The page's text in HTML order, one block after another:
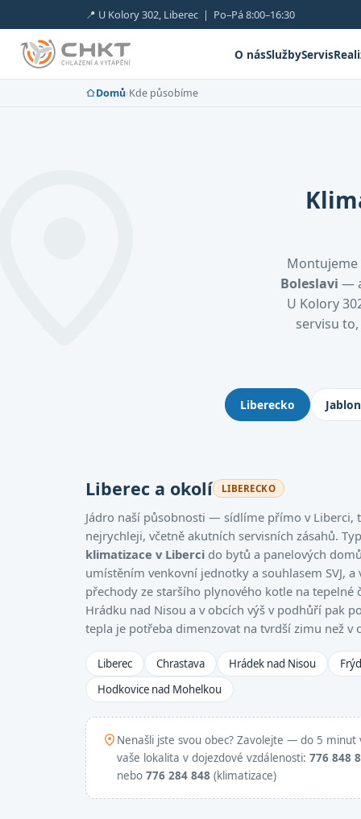
📍 U Kolory 302, Liberec | Po–Pá 8:00–16:30
O násSlužbyServis
Domů›Kde působíme
Boleslavi —
U Kolory
servisu
Kde montujemeLiberecko
Liberec a okolí LIBERECKO
Jádro naší působnosti — sídlíme přímo v Liberci,
nejrychleji, včetně akutních servisních zásahů.
klimatizace v Liberci do bytů a panelových
umístěním venkovní jednotky a souhlasem SVJ,
přechody ze staršího plynového kotle na tepelné
Hrádku nad Nisou a v obcích výš v podhůří pak
tepla je potřeba dimenzovat na tvrdší zimu než v
Liberec Chrastava Hrádek nad Nisou
Hodkovice nad Mohelkou
Nenašli jste svou obec? Zavolejte — do 5
vaše lokalita v dojezdové vzdálenosti: 776 848
nebo 776 284 848 (klimatizace)